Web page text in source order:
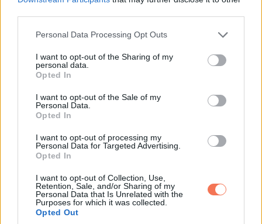
Please note that this website/app uses one or more Google
not limited to your visit or usage behaviour. You may click to
grant or deny consent to Google and its third-party tags to
use your data for below specified purposes in below Google
consent section.
Personal Data Processing Opt Outs
I want to opt-out of the Sharing of my
personal data.
Opted In
I want to opt-out of the Sale of my
Personal Data.
Opted In
I want to opt-out of processing my
Personal Data for Targeted Advertising.
Opted In
I want to opt-out of Collection, Use,
Retention, Sale, and/or Sharing of my
Personal Data that Is Unrelated with the
Purposes for which it was collected.
Opted Out
emberek elfogyaszthatnak egy csésze kávét, és ehetnek
egy kis péksüteményt addig, míg ruhájuk épp a mosásban